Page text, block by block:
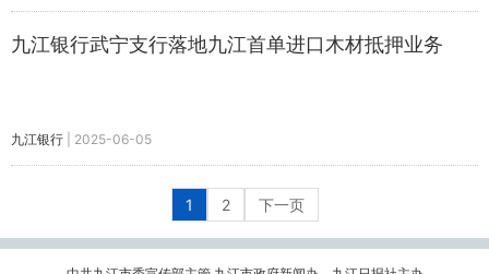
九江银行武宁支行落地九江首单进口木材抵押业务
九江银行 2025-06-05
1 2 下一页